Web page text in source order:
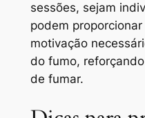
sessões, sejam
podem
motivação
do fumo,
de fumar.